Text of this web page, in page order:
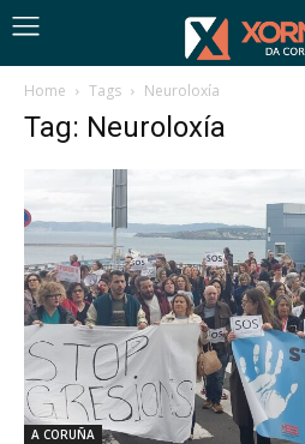
Home Tags Neuroloxía
Tag: Neuroloxía
A CORUÑA